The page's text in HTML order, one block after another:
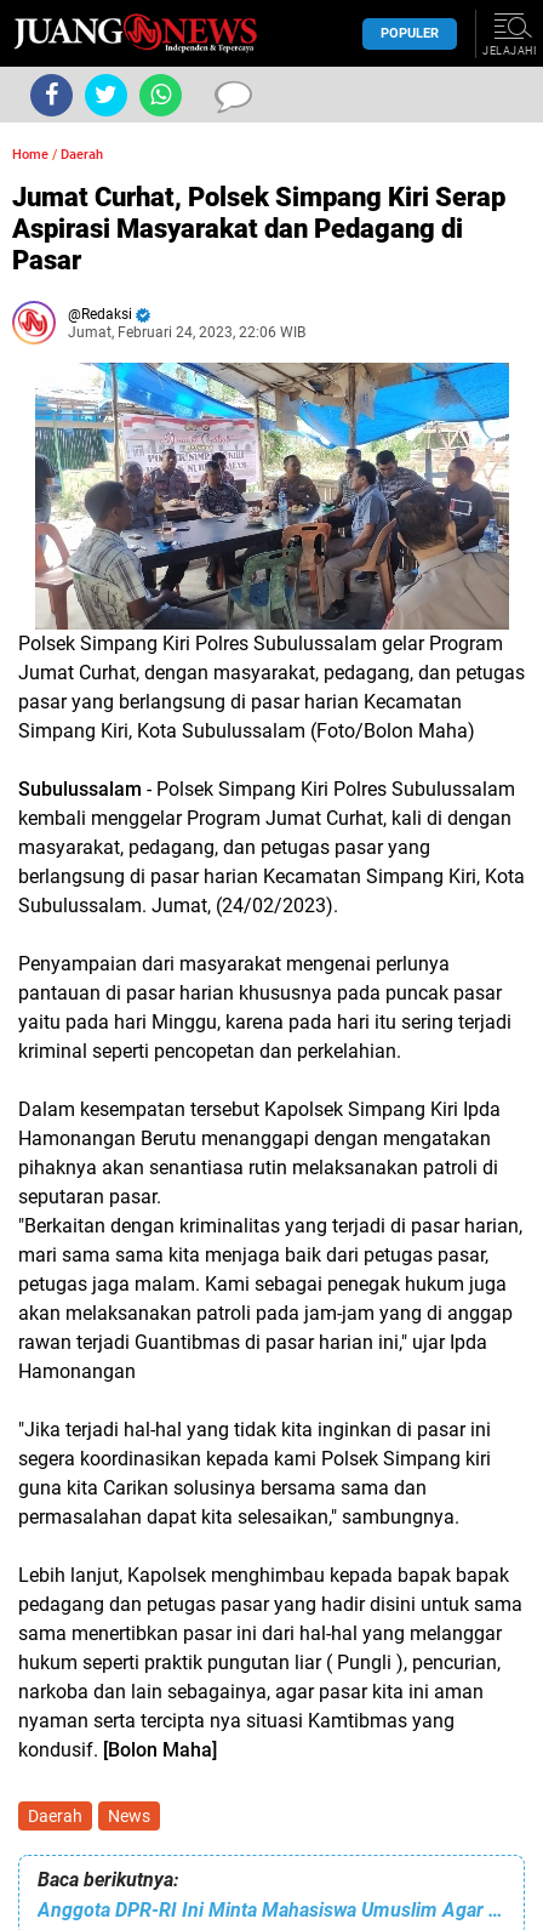
POPULER
JELAJAHI
Home / Daerah
Jumat Curhat, Polsek Simpang Kiri Serap
Aspirasi Masyarakat dan Pedagang di
Pasar
Redaksi
Jumat, Februari 24, 2023, 22:06 WIB
Polsek Simpang Kiri Polres Subulussalam gelar Program
Jumat Curhat, dengan masyarakat, pedagang, dan petugas
pasar yang berlangsung di pasar harian Kecamatan
Simpang Kiri, Kota Subulussalam (Foto/Bolon Maha)
Subulussalam - Polsek Simpang Kiri Polres Subulussalam
kembali menggelar Program Jumat Curhat, kali di dengan
masyarakat, pedagang, dan petugas pasar yang
berlangsung di pasar harian Kecamatan Simpang Kiri, Kota
Subulussalam. Jumat, (24/02/2023).
Penyampaian dari masyarakat mengenai perlunya
pantauan di pasar harian khususnya pada puncak pasar
yaitu pada hari Minggu, karena pada hari itu sering terjadi
kriminal seperti pencopetan dan perkelahian.
Dalam kesempatan tersebut Kapolsek Simpang Kiri Ipda
Hamonangan Berutu menanggapi dengan mengatakan
pihaknya akan senantiasa rutin melaksanakan patroli di
seputaran pasar.
"Berkaitan dengan kriminalitas yang terjadi di pasar harian,
mari sama sama kita menjaga baik dari petugas pasar,
petugas jaga malam. Kami sebagai penegak hukum juga
akan melaksanakan patroli pada jam-jam yang di anggap
rawan terjadi Guantibmas di pasar harian ini," ujar Ipda
Hamonangan
"Jika terjadi hal-hal yang tidak kita inginkan di pasar ini
segera koordinasikan kepada kami Polsek Simpang kiri
guna kita Carikan solusinya bersama sama dan
permasalahan dapat kita selesaikan," sambungnya.
Lebih lanjut, Kapolsek menghimbau kepada bapak bapak
pedagang dan petugas pasar yang hadir disini untuk sama
sama menertibkan pasar ini dari hal-hal yang melanggar
hukum seperti praktik pungutan liar ( Pungli ), pencurian,
narkoba dan lain sebagainya, agar pasar kita ini aman
nyaman serta tercipta nya situasi Kamtibmas yang
kondusif. [Bolon Maha]
Daerah News
Baca berikutnya:
Anggota DPR-RI Ini Minta Mahasiswa Umuslim Agar Berkarakter Islami